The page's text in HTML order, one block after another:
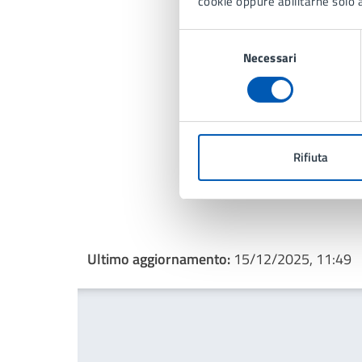
Necessari
Rifiuta
Ultimo aggiornamento: 15/12/2025, 11:49